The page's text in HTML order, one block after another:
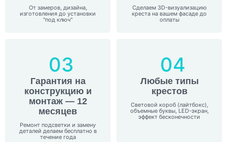
От замеров, дизайна,
изготовления до установки
"под ключ"
Сделаем 3D-визуализацию
креста на вашем фасаде до
оплаты
03
Гарантия на
конструкцию и
монтаж — 12
месяцев
Ремонт подсветки и замену
деталей делаем бесплатно в
течение года
04
Любые типы
крестов
Световой короб (лайтбокс),
объемные буквы, LED-экран,
эффект бесконечности